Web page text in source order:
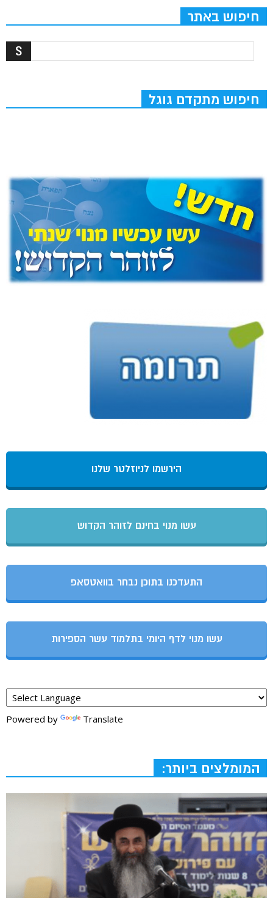
חיפוש באתר
חיפוש מתקדם גוגל
הירשמו לניוזלטר שלנו
עשו מנוי בחינם לזוהר הקדוש
התעדכנו בתוכן נבחר בוואטסאפ
עשו מנוי לדף היומי בתלמוד עשר הספירות
Powered by Translate
המומלצים ביותר: